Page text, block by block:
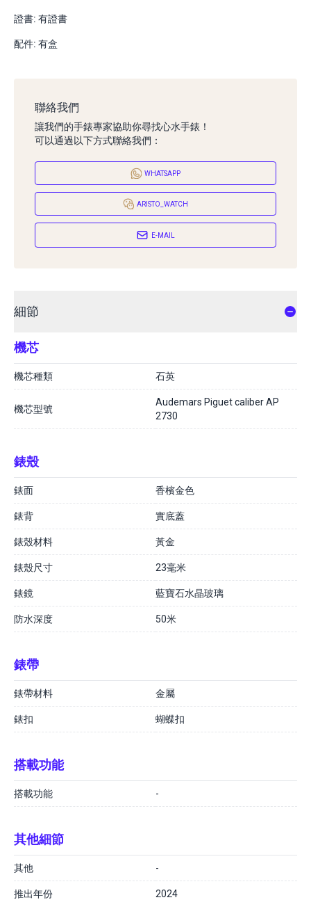
證書: 有證書
配件: 有盒
聯絡我們
讓我們的手錶專家協助你尋找心水手錶！
可以通過以下方式聯絡我們：
WHATSAPP
ARISTO_WATCH
E-MAIL
細節
機芯
機芯種類 石英
機芯型號
Audemars Piguet caliber AP
2730
錶殼
錶面 香檳金色
錶背 實底蓋
錶殼材料 黃金
錶殼尺寸 23毫米
錶鏡 藍寶石水晶玻璃
防水深度 50米
錶帶
錶帶材料 金屬
錶扣 蝴蝶扣
搭載功能
搭載功能 -
其他細節
其他 -
推出年份 2024